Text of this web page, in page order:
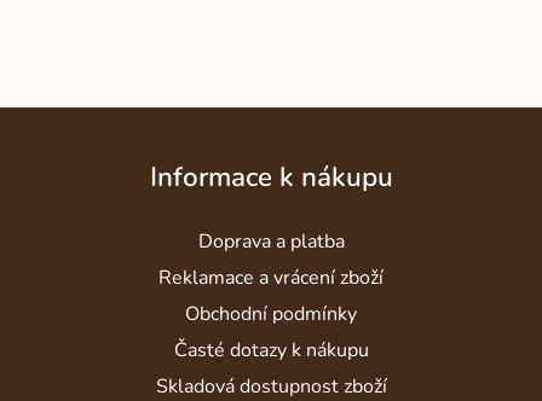
Informace k nákupu
Doprava a platba
Reklamace a vrácení zboží
Obchodní podmínky
Časté dotazy k nákupu
Skladová dostupnost zboží